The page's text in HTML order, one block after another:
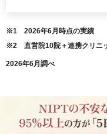
※1 2026年6月時点の実績
※2 直営院10院＋連携クリニ
2026年6月調べ